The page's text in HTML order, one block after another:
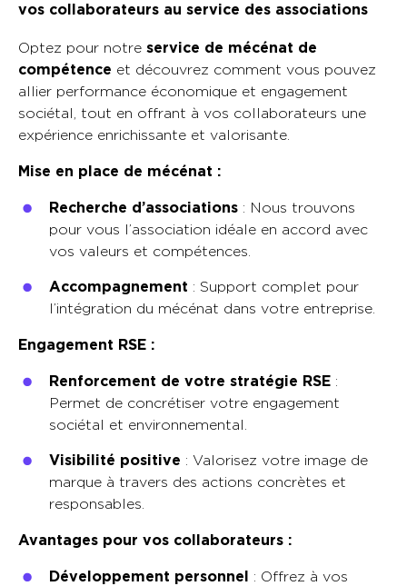
vos collaborateurs au service des associations
Optez pour notre service de mécénat de
compétence et découvrez comment vous pouvez
allier performance économique et engagement
sociétal, tout en offrant à vos collaborateurs une
expérience enrichissante et valorisante.
Mise en place de mécénat :
Recherche d’associations : Nous trouvons
pour vous l’association idéale en accord avec
vos valeurs et compétences.
Accompagnement : Support complet pour
l’intégration du mécénat dans votre entreprise.
Engagement RSE :
Renforcement de votre stratégie RSE :
Permet de concrétiser votre engagement
sociétal et environnemental.
Visibilité positive : Valorisez votre image de
marque à travers des actions concrètes et
responsables.
Avantages pour vos collaborateurs :
Développement personnel
: Offrez à vos